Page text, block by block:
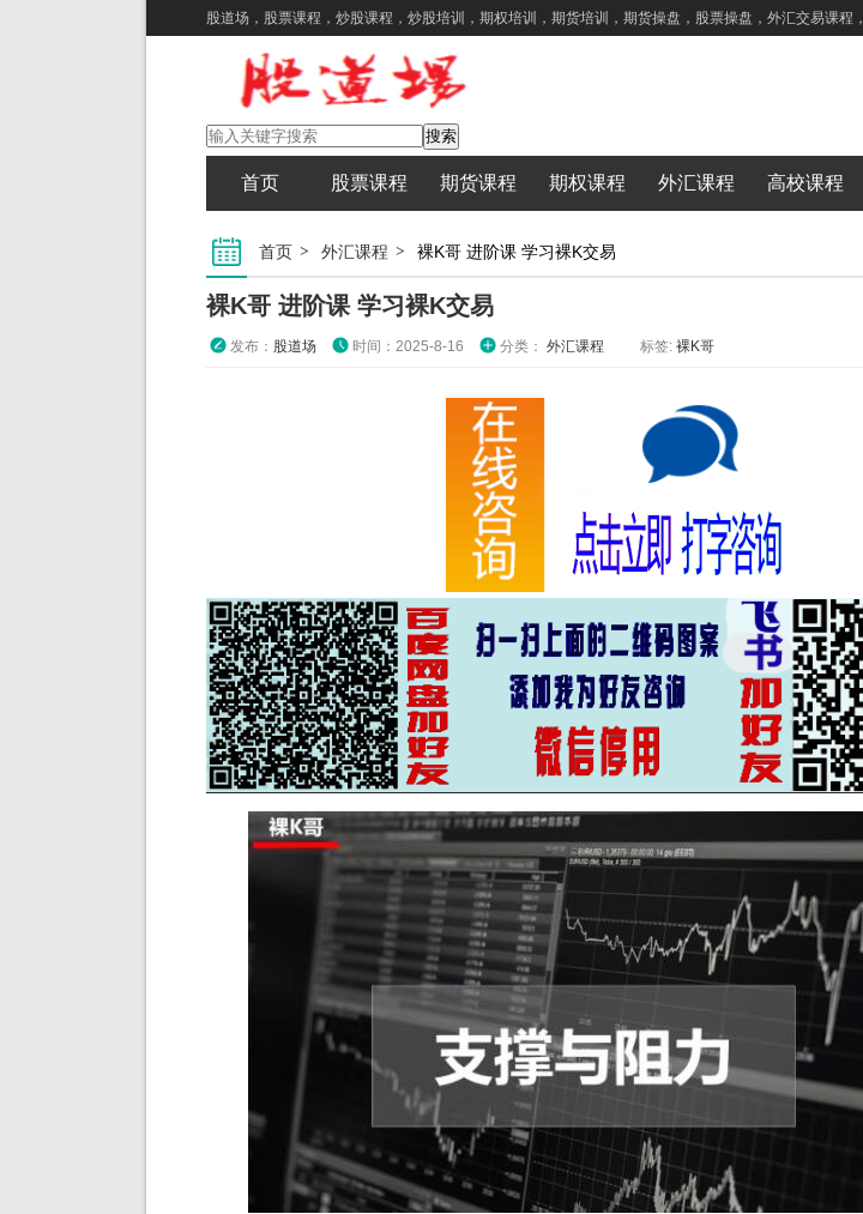
股道场，股票课程，炒股课程，炒股培训，期权培训，期货培训，期货操盘，股票操盘，外汇交易课程，
首页 股票课程 期货课程 期权课程 外汇课程 高校课程
首页 外汇课程 裸K哥 进阶课 学习裸K交易
裸K哥 进阶课 学习裸K交易
发布： 股道场 时间：2025-8-16 分类： 外汇课程 标签: 裸K哥